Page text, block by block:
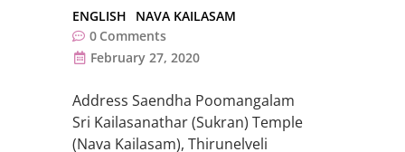
ENGLISH
NAVA KAILASAM
0 Comments
February 27, 2020
Address Saendha Poomangalam
Sri Kailasanathar (Sukran) Temple
(Nava Kailasam), Thirunelveli